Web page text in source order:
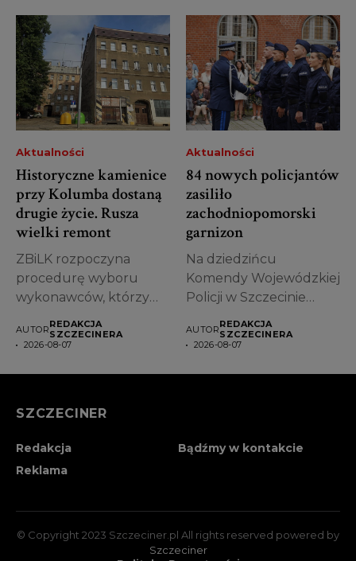
Aktualności
Historyczne kamienice
przy Kolumba dostaną
drugie życie. Rusza
wielki remont
ZBiLK rozpoczyna
procedurę wyboru
wykonawców, którzy
modernizacją
AUTORREDAKCJA
SZCZECINERA
2026-08-07
Aktualności
84 nowych policjantów
zasiliło
zachodniopomorski
garnizon
Na dziedzińcu
Komendy Wojewódzkiej
Policji w Szczecinie
ślubowanie nowych...
AUTORREDAKCJA
SZCZECINERA
2026-08-07
SZCZECINER
Redakcja
Bądźmy w kontakcie
Reklama
© Copyright 2023 Szczeciner.pl All rights reserved powered by
Szczeciner